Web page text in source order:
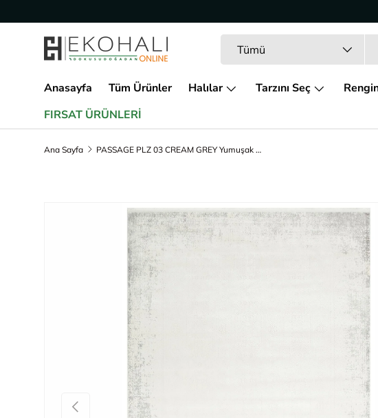
İçeriğe geç
Tümü
Anasayfa Tüm Ürünler Halılar Tarzını Seç
FIRSAT ÜRÜNLERİ
Ana Sayfa PASSAGE PLZ 03 CREAM GREY Yumuşak Tuşeli Sık Dokuma Modern Halı
Ürün bilgisine geç
Önceki